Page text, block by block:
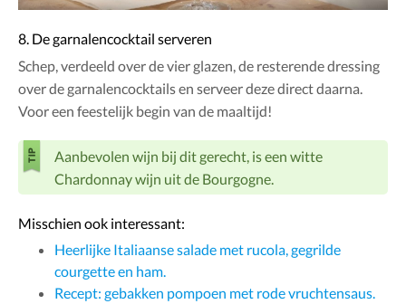
8. De garnalencocktail serveren
Schep, verdeeld over de vier glazen, de resterende dressing
over de garnalencocktails en serveer deze direct daarna.
Voor een feestelijk begin van de maaltijd!
Aanbevolen wijn bij dit gerecht, is een witte
Chardonnay wijn uit de Bourgogne.
Misschien ook interessant:
Heerlijke Italiaanse salade met rucola, gegrilde
courgette en ham.
Recept: gebakken pompoen met rode vruchtensaus.